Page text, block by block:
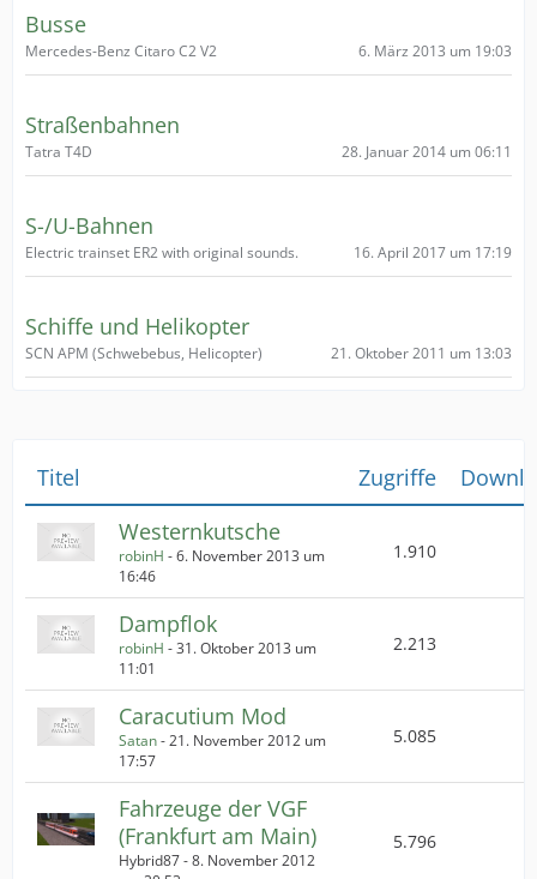
Busse
Mercedes-Benz Citaro C2 V2 6. März 2013 um 19:03
Straßenbahnen
Tatra T4D 28. Januar 2014 um 06:11
S-/U-Bahnen
Electric trainset ER2 with original sounds. 16. April 2017 um 17:19
Schiffe und Helikopter
SCN APM (Schwebebus, Helicopter) 21. Oktober 2011 um 13:03
Titel Zugriffe
Westernkutsche
robinH -6. November 2013 um
16:46
1.910
Dampflok
robinH -31. Oktober 2013 um
11:01
2.213
Caracutium Mod
Satan-21. November 2012 um
17:57
5.085
Fahrzeuge der VGF
(Frankfurt am Main)
Hybrid87 -8. November 2012
5.796